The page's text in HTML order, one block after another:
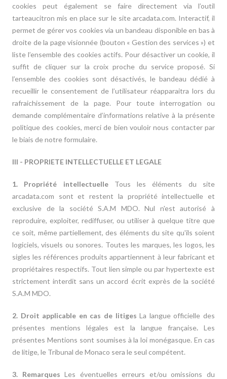
cookies peut également se faire directement via l’outil
tarteaucitron mis en place sur le site arcadata.com. Interactif, il
permet de gérer vos cookies via un bandeau disponible en bas à
droite de la page visionnée (bouton « Gestion des services ») et
liste l’ensemble des cookies actifs. Pour désactiver un cookie, il
suffit de cliquer sur la croix proche du service proposé. Si
l’ensemble des cookies sont désactivés, le bandeau dédié à
recueillir le consentement de l’utilisateur réapparaitra lors du
rafraichissement de la page. Pour toute interrogation ou
demande complémentaire d’informations relative à la présente
politique des cookies, merci de bien vouloir nous contacter par
le biais de notre formulaire.
III - PROPRIETE INTELLECTUELLE ET LEGALE
1. Propriété intellectuelle Tous les éléments du site
arcadata.com sont et restent la propriété intellectuelle et
exclusive de la société S.A.M MDO. Nul n'est autorisé à
reproduire, exploiter, rediffuser, ou utiliser à quelque titre que
ce soit, même partiellement, des éléments du site qu'ils soient
logiciels, visuels ou sonores. Toutes les marques, les logos, les
sigles les références produits appartiennent à leur fabricant et
propriétaires respectifs. Tout lien simple ou par hypertexte est
strictement interdit sans un accord écrit exprès de la société
S.A.M MDO.
2. Droit applicable en cas de litigesLa langue officielle des
présentes mentions légales est la langue française. Les
présentes Mentions sont soumises à la loi monégasque. En cas
de litige, le Tribunal de Monaco sera le seul compétent.
3. RemarquesLes éventuelles erreurs et/ou omissions du